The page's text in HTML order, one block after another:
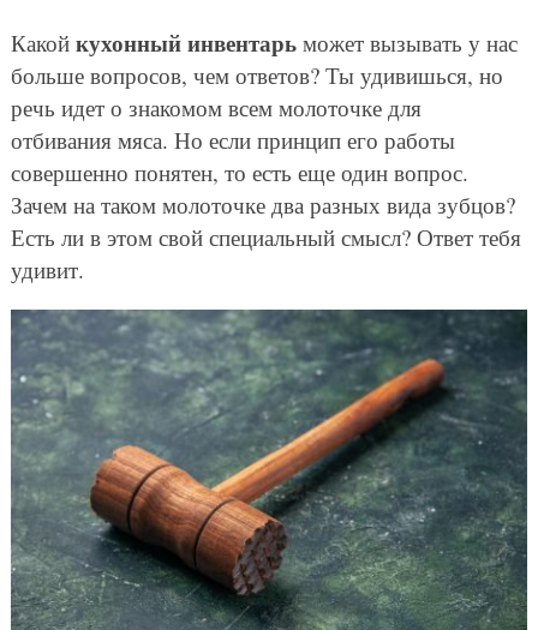
Какой кухонный инвентарьможет вызывать у нас
больше вопросов, чем ответов? Ты удивишься, но
речь идет о знакомом всем молоточке для
отбивания мяса. Но если принцип его работы
совершенно понятен, то есть еще один вопрос.
Зачем на таком молоточке два разных вида зубцов?
Есть ли в этом свой специальный смысл? Ответ тебя
удивит.